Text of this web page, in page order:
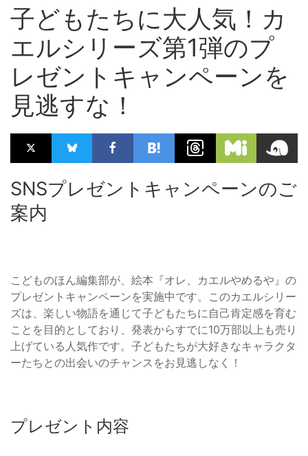
子どもたちに大人気！カ
エルシリーズ第1弾のプ
レゼントキャンペーンを
見逃すな！
SNSプレゼントキャンペーンのご
案内
こどものほん編集部が、絵本『オレ、カエルやめるや』の
プレゼントキャンペーンを実施中です。このカエルシリー
ズは、楽しい物語を通じて子どもたちに自己肯定感を育む
ことを目的としており、発表からすでに10万部以上も売り
上げている人気作です。子どもたちが大好きなキャラクタ
ーたちとの出会いのチャンスをお見逃しなく！
プレゼント内容